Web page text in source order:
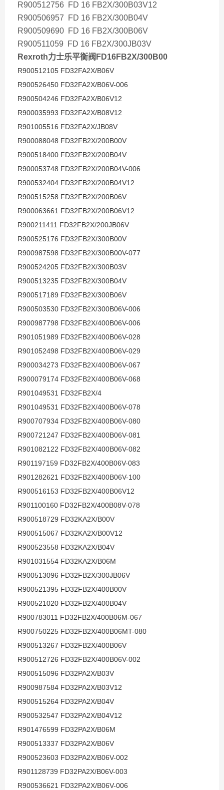
R900512756 FD 16 FB2X/300B03V12
R900506957 FD 16 FB2X/300B04V
R900509690 FD 16 FB2X/300B06V
R900511059 FD 16 FB2X/300JB03V
Rexroth力士乐平衡阀FD16FB2X/300B00
R900512105 FD32FA2X/B06V
R900526450 FD32FA2X/B06V-006
R900504246 FD32FA2X/B06V12
R900035993 FD32FA2X/B08V12
R901005516 FD32FA2X/JB08V
R900088048 FD32FB2X/200B00V
R900518400 FD32FB2X/200B04V
R900053748 FD32FB2X/200B04V-006
R900532404 FD32FB2X/200B04V12
R900515258 FD32FB2X/200B06V
R900063661 FD32FB2X/200B06V12
R900211411 FD32FB2X/200JB06V
R900525176 FD32FB2X/300B00V
R900987598 FD32FB2X/300B00V-077
R900524205 FD32FB2X/300B03V
R900513235 FD32FB2X/300B04V
R900517189 FD32FB2X/300B06V
R900503530 FD32FB2X/300B06V-006
R900987798 FD32FB2X/400B06V-006
R901051989 FD32FB2X/400B06V-028
R901052498 FD32FB2X/400B06V-029
R900034273 FD32FB2X/400B06V-067
R900079174 FD32FB2X/400B06V-068
R901049531 FD32FB2X/4
R901049531 FD32FB2X/400B06V-078
R900707934 FD32FB2X/400B06V-080
R900721247 FD32FB2X/400B06V-081
R901082122 FD32FB2X/400B06V-082
R901197159 FD32FB2X/400B06V-083
R901282621 FD32FB2X/400B06V-100
R900516153 FD32FB2X/400B06V12
R901100160 FD32FB2X/400B08V-078
R900518729 FD32KA2X/B00V
R900515067 FD32KA2X/B00V12
R900523558 FD32KA2X/B04V
R901031554 FD32KA2X/B06M
R900513096 FD32FB2X/300JB06V
R900521395 FD32FB2X/400B00V
R900521020 FD32FB2X/400B04V
R900783011 FD32FB2X/400B06M-067
R900750225 FD32FB2X/400B06MT-080
R900513267 FD32FB2X/400B06V
R900512726 FD32FB2X/400B06V-002
R900515096 FD32PA2X/B03V
R900987584 FD32PA2X/B03V12
R900515264 FD32PA2X/B04V
R900532547 FD32PA2X/B04V12
R901476599 FD32PA2X/B06M
R900513337 FD32PA2X/B06V
R900523603 FD32PA2X/B06V-002
R901128739 FD32PA2X/B06V-003
R900536621 FD32PA2X/B06V-006